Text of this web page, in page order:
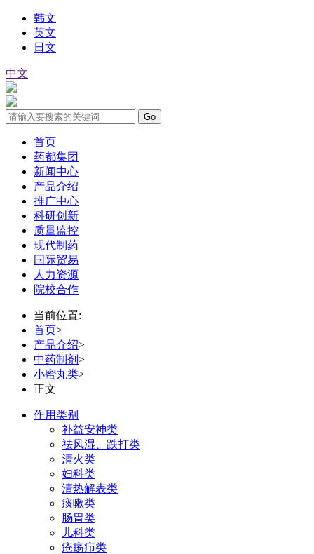
韩文
英文
日文
中文
首页
药都集团
新闻中心
产品介绍
推广中心
科研创新
质量监控
现代制药
国际贸易
人力资源
院校合作
当前位置:
首页>
产品介绍>
中药制剂 >
小蜜丸类>
正文
作用类别
补益安神类
祛风湿、跌打类
清火类
妇科类
清热解表类
痰嗽类
肠胃类
儿科类
疮疡疖类